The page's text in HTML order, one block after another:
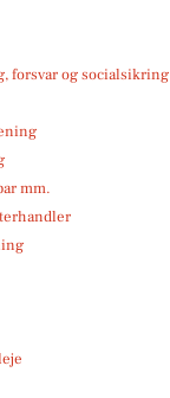
forsvar og socialsikring
mm.